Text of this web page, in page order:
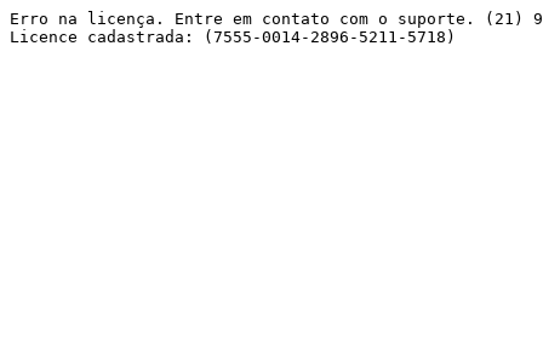
Erro na licença. Entre em contato com o suporte. (21)
Licence cadastrada: (7555-0014-2896-5211-5718)